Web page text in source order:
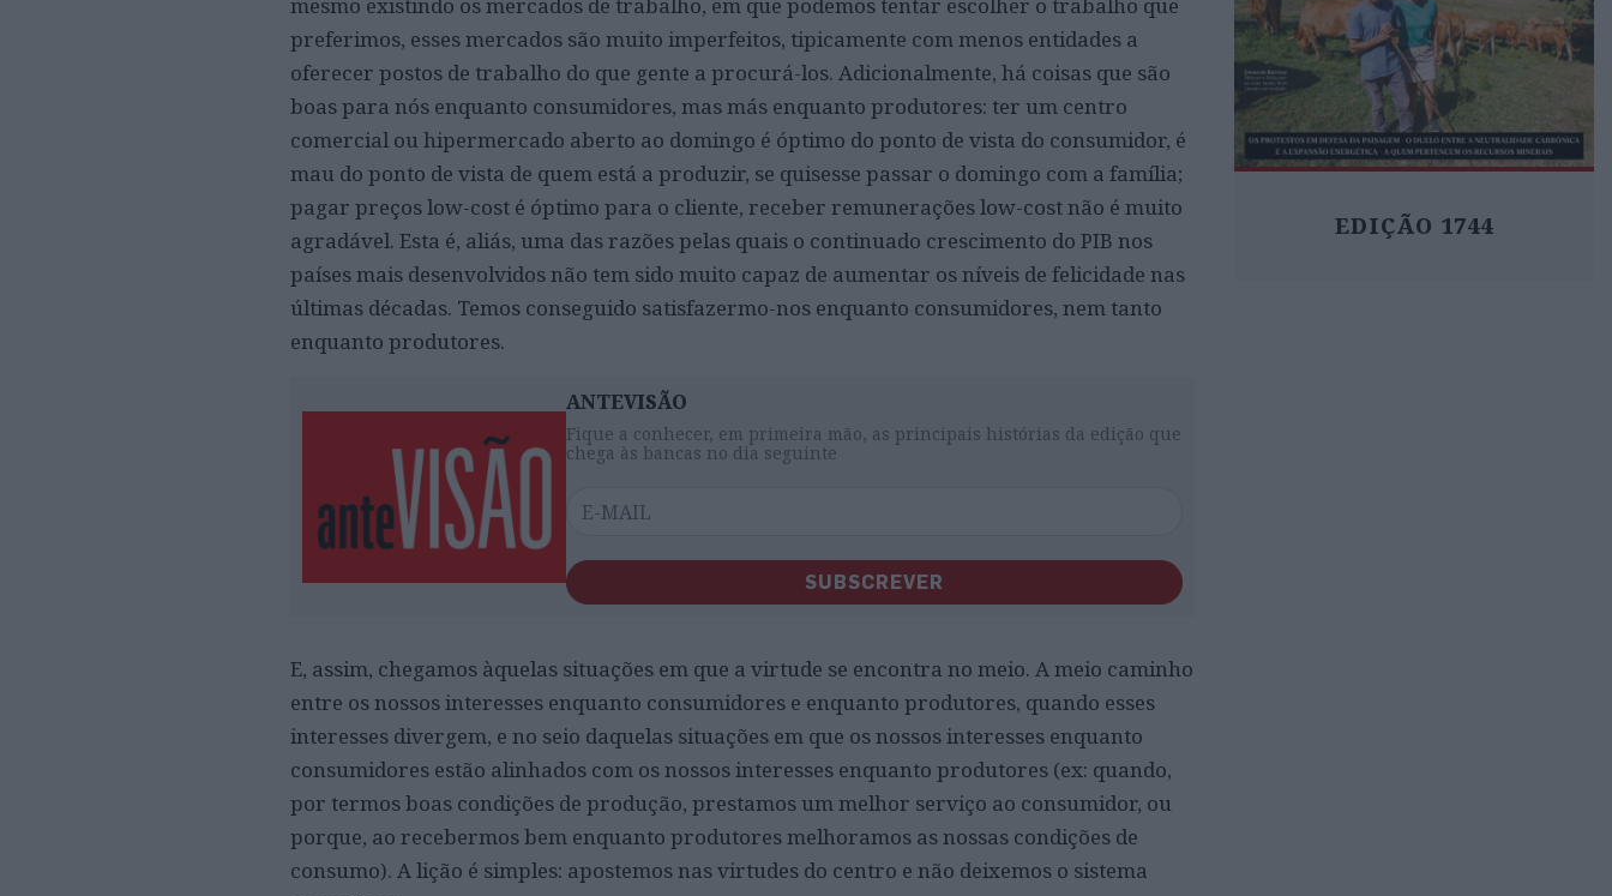
mesmo existindo os mercados de trabalho, em que podemos tentar escolher o trabalho que
preferimos, esses mercados são muito imperfeitos, tipicamente com menos entidades a
oferecer postos de trabalho do que gente a procurá-los. Adicionalmente, há coisas que são
boas para nós enquanto consumidores, mas más enquanto produtores: ter um centro
comercial ou hipermercado aberto ao domingo é óptimo do ponto de vista do consumidor, é
mau do ponto de vista de quem está a produzir, se quisesse passar o domingo com a família;
pagar preços low-cost é óptimo para o cliente, receber remunerações low-cost não é muito
agradável. Esta é, aliás, uma das razões pelas quais o continuado crescimento do PIB nos
países mais desenvolvidos não tem sido muito capaz de aumentar os níveis de felicidade nas
últimas décadas. Temos conseguido satisfazermo-nos enquanto consumidores, nem tanto
enquanto produtores.
ANTEVISÃO
Fique a conhecer, em primeira mão, as principais histórias da edição que
chega às bancas no dia seguinte
SUBSCREVER
E, assim, chegamos àquelas situações em que a virtude se encontra no meio. A meio caminho
entre os nossos interesses enquanto consumidores e enquanto produtores, quando esses
interesses divergem, e no seio daquelas situações em que os nossos interesses enquanto
consumidores estão alinhados com os nossos interesses enquanto produtores (ex: quando,
por termos boas condições de produção, prestamos um melhor serviço ao consumidor, ou
porque, ao recebermos bem enquanto produtores melhoramos as nossas condições de
consumo). A lição é simples: apostemos nas virtudes do centro e não deixemos o sistema
EDIÇÃO 1744